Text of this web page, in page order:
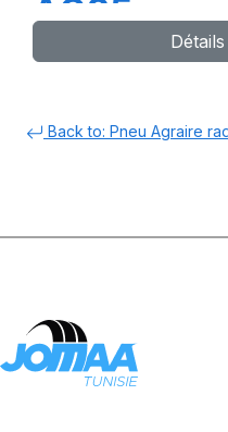
AC85
Back to: Pneu Agraire